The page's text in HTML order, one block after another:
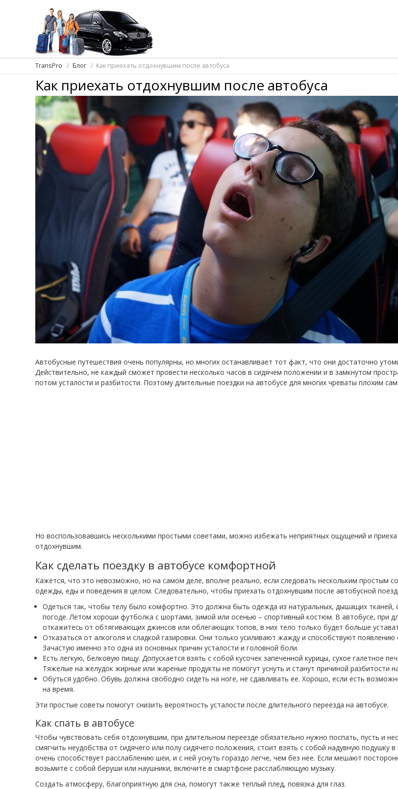
TransPro Блог Как приехать отдохнувшим после автобуса
Как приехать отдохнувшим после автобуса
Автобусные путешествия очень популярны, но многих останавливает тот факт, что они достаточно
Действительно, не каждый сможет провести несколько часов в сидячем положении и в замкнутом
потом усталости и разбитости. Поэтому длительные поездки на автобусе для многих чреваты плохим
Но воспользовавшись несколькими простыми советами, можно избежать неприятных ощущений и
отдохнувшим.
Как сделать поездку в автобусе комфортной
Кажется, что это невозможно, но на самом деле, вполне реально, если следовать нескольким простым
одежды, еды и поведения в целом. Следовательно, чтобы приехать отдохнувшим после автобусной
Одеться так, чтобы телу было комфортно. Это должна быть одежда из натуральных, дышащих тканей,
погоде. Летом хороши футболка с шортами, зимой или осенью – спортивный костюм. В автобусе, при
откажитесь от обтягивающих джинсов или облегающих топов, в них тело только будет больше
Отказаться от алкоголя и сладкой газировки. Они только усиливают жажду и способствуют появлению
Зачастую именно это одна из основных причин усталости и головной боли.
Есть легкую, белковую пищу. Допускается взять с собой кусочек запеченной курицы, сухое галетное
Тяжелые на желудок жирные или жареные продукты не помогут уснуть и станут причиной разбитости
Обуться удобно. Обувь должна свободно сидеть на ноге, не сдавливать ее. Хорошо, если есть
на время.
Эти простые советы помогут снизить вероятность усталости после длительного переезда на автобусе.
Как спать в автобусе
Чтобы чувствовать себя отдохнувшим, при длительном переезде обязательно нужно поспать, пусть и
смягчить неудобства от сидячего или полу сидячего положения, стоит взять с собой надувную подушку
очень способствует расслаблению шеи, и с ней уснуть гораздо легче, чем без нее. Если мешают
возьмите с собой беруши или наушники, включите в смартфоне расслабляющую музыку.
Создать атмосферу, благоприятную для сна, помогут также теплый плед, повязка для глаз.